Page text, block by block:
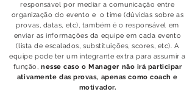
responsável por mediar a comunicação entre
organização do evento e o time (dúvidas sobre as
provas, datas, etc), também é o responsável em
enviar as informações da equipe em cada evento
(lista de escalados, substituições, scores, etc). A
equipe pode ter um integrante extra para assumir a
função, nesse caso o Manager não irá participar
ativamente das provas, apenas como coach e
motivador.